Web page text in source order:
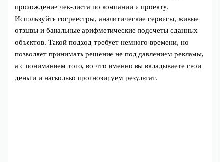
прохождение чек‑листа по компании и проекту.
Используйте госреестры, аналитические сервисы, живые
отзывы и банальные арифметические подсчеты сданных
объектов. Такой подход требует немного времени, но
позволяет принимать решение не под давлением рекламы,
а с пониманием того, во что именно вы вкладываете свои
деньги и насколько прогнозируем результат.